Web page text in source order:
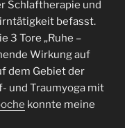
Schlaftherapie und
befasst.
3 Tore „Ruhe –
Wirkung auf
dem Gebiet der
und Traumyoga mit
konnte meine